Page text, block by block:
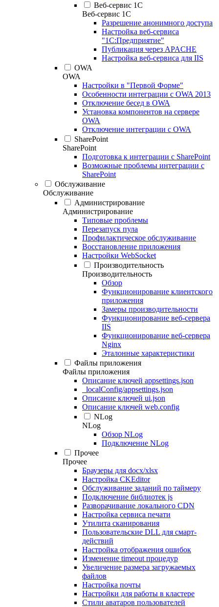
Веб-сервис 1С
Веб-сервис 1С
Разрешение анонимного доступа
Настройка веб-сервиса
"1С:Предприятие"
Публикация через APACHE
Настройка веб-сервиса для IIS
OWA
OWA
Настройки в "Первой Форме"
Особенности интеграции с OWA 2013
Отключение бесед в OWA
Установка компонентов на сервере
OWA
Отключение интеграции с OWA
SharePoint
SharePoint
Подготовка к интеграции с SharePoint
Возможные проблемы интеграции с
SharePoint
Обслуживание
Обслуживание
Администрирование
Администрирование
Типовые проблемы
Перезапуск пула
Профилактическое обслуживание
Восстановление приложения
Настройки WebSocket
Производительность
Производительность
Обзор
Функционирование клиентского
приложения
Замеры производительности
Функционирование веб-сервера
IIS
Функционирование веб-сервера
Nginx
Эталонные характеристики
Файлы приложения
Файлы приложения
Описание ключей appsettings.json
_localConfig/appsettings.json
Описание ключей ui.json
Описание ключей web.config
NLog
NLog
Обзор NLog
Подключение NLog
Прочее
Прочее
Браузеры для docx/xlsx
Настройка CKEditor
Обслуживание заданий по таймеру
Подключение библиотек js
Разворачивание локального CDN
Настройка сервиса печати
Утилита сканирования
Пользовательские DLL для смарт-
действий
Настройка отображения ошибок
Изменение timeout процедур
Увеличение размера загружаемых
файлов
Настройка почты
Настройки для работы в кластере
Стили аватаров пользователей